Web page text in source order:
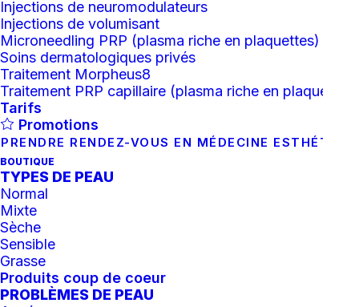
Injections de neuromodulateurs
Injections de volumisant
Microneedling PRP (plasma riche en plaquettes)
Soins dermatologiques privés
Traitement Morpheus8
Traitement PRP capillaire (plasma riche en plaquettes)
Tarifs
Promotions
PRENDRE RENDEZ-VOUS EN MÉDECINE
BOUTIQUE
TYPES DE PEAU
Normal
Mixte
Sèche
Sensible
Grasse
Produits coup de coeur
PROBLÈMES DE PEAU
Peeling Acné
Le soin peeling contrôle acné de Zo Skin Health